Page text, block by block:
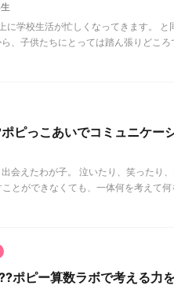
に学校生活が忙しくなってきます。 と
、子供たちにとっては踏ん張りどこ
ピっこあいでコミュニケー
会えたわが子。 泣いたり、笑ったり
とができなくても、一体何を考えて
ポピー算数ラボで考える力